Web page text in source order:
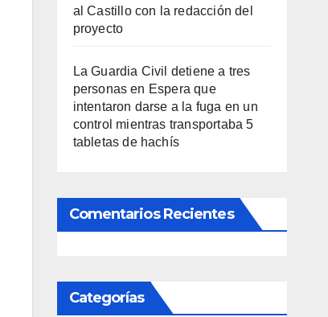
al Castillo con la redacción del
proyecto
La Guardia Civil detiene a tres
personas en Espera que
intentaron darse a la fuga en un
control mientras transportaba 5
tabletas de hachís
Comentarios Recientes
Categorías